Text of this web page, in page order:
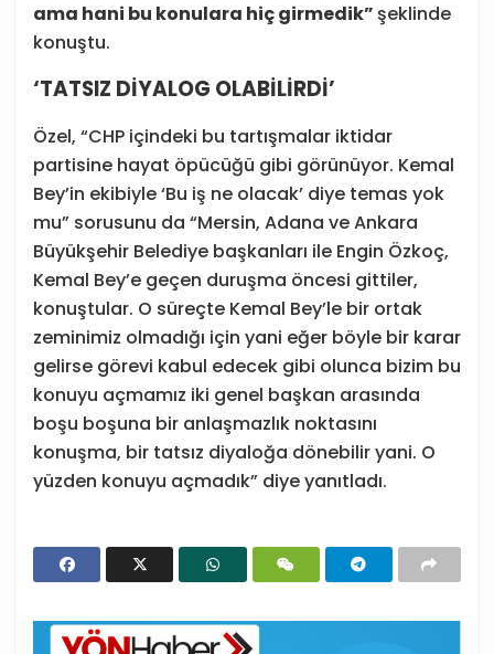
ama hani bu konulara hiç girmedik”şeklinde
konuştu.
‘TATSIZ DİYALOG OLABİLİRDİ’
Özel, “CHP içindeki bu tartışmalar iktidar
partisine hayat öpücüğü gibi görünüyor. Kemal
Bey’in ekibiyle ‘Bu iş ne olacak’ diye temas yok
mu” sorusunu da “Mersin, Adana ve Ankara
Büyükşehir Belediye başkanları ile Engin Özkoç,
Kemal Bey’e geçen duruşma öncesi gittiler,
konuştular. O süreçte Kemal Bey’le bir ortak
zeminimiz olmadığı için yani eğer böyle bir karar
gelirse görevi kabul edecek gibi olunca bizim bu
konuyu açmamız iki genel başkan arasında
boşu boşuna bir anlaşmazlık noktasını
konuşma, bir tatsız diyaloğa dönebilir yani. O
yüzden konuyu açmadık” diye yanıtladı.